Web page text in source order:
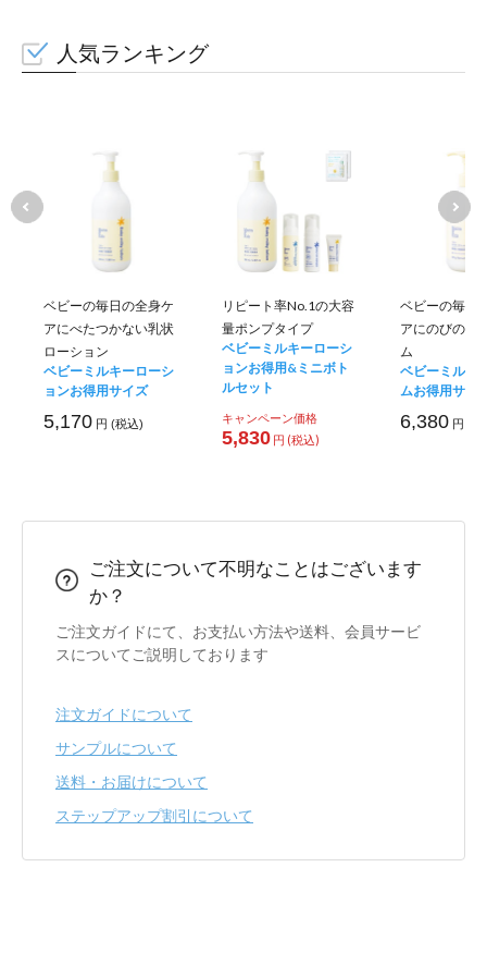
人気ランキング
ベビーの毎日の全身ケ
アにべたつかない乳状
ローション
ベビーミルキーローシ
ョンお得用サイズ
5,170 円 (税込)
リピート率No.1の大容
量ポンプタイプ
ベビーミルキーローシ
ョンお得用&ミニボト
ルセット
キャンペーン価格
5,830 円 (税込)
ベビーの毎日
アにのびのい
ム
ベビーミルキ
ムお得用サイ
6,380 円 (税
ご注文について不明なことはございます
か？
ご注文ガイドにて、お支払い方法や送料、会員サービ
スについてご説明しております
注文ガイドについて
サンプルについて
送料・お届けについて
ステップアップ割引について